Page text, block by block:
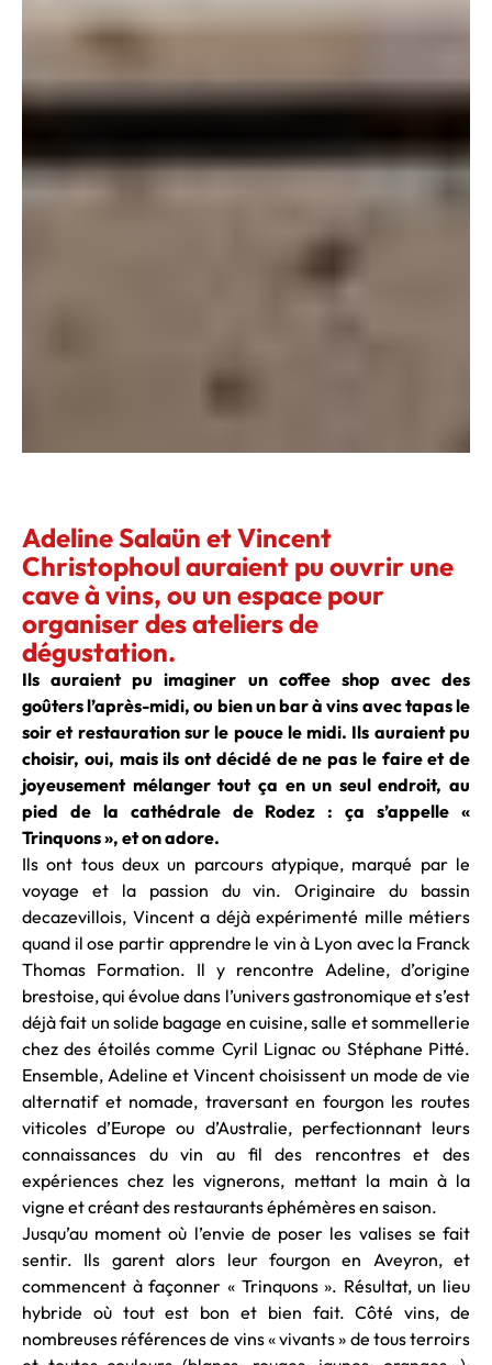
Adeline Salaün et Vincent
Christophoul auraient pu ouvrir une
cave à vins, ou un espace pour
organiser des ateliers de
dégustation.
Ils auraient pu imaginer un coffee shop avec des
goûters l’après-midi, ou bien un bar à vins avec tapas le
soir et restauration sur le pouce le midi. Ils auraient pu
choisir, oui, mais ils ont décidé de ne pas le faire et de
joyeusement mélanger tout ça en un seul endroit, au
pied de la cathédrale de Rodez : ça s’appelle «
Trinquons », et on adore.
Ils ont tous deux un parcours atypique, marqué par le
voyage et la passion du vin. Originaire du bassin
decazevillois, Vincent a déjà expérimenté mille métiers
quand il ose partir apprendre le vin à Lyon avec la Franck
Thomas Formation. Il y rencontre Adeline, d’origine
brestoise, qui évolue dans l’univers gastronomique et s’est
déjà fait un solide bagage en cuisine, salle et sommellerie
chez des étoilés comme Cyril Lignac ou Stéphane Pitté.
Ensemble, Adeline et Vincent choisissent un mode de vie
alternatif et nomade, traversant en fourgon les routes
viticoles d’Europe ou d’Australie, perfectionnant leurs
connaissances du vin au fil des rencontres et des
expériences chez les vignerons, mettant la main à la
vigne et créant des restaurants éphémères en saison.
Jusqu’au moment où l’envie de poser les valises se fait
sentir. Ils garent alors leur fourgon en Aveyron, et
commencent à façonner « Trinquons ». Résultat, un lieu
hybride où tout est bon et bien fait. Côté vins, de
nombreuses références de vins « vivants » de tous terroirs